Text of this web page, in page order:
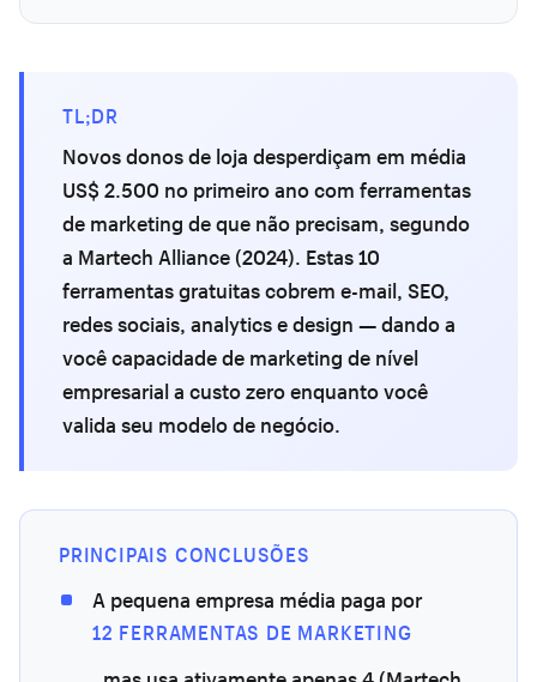
TL;DR
Novos donos de loja desperdiçam em média
US$ 2.500 no primeiro ano com ferramentas
de marketing de que não precisam, segundo
a Martech Alliance (2024). Estas 10
ferramentas gratuitas cobrem e-mail, SEO,
redes sociais, analytics e design — dando a
você capacidade de marketing de nível
empresarial a custo zero enquanto você
valida seu modelo de negócio.
PRINCIPAIS CONCLUSÕES
A pequena empresa média paga por
12 FERRAMENTAS DE MARKETING